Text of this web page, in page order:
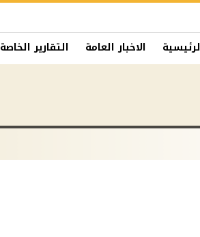
الاخبار العامة التقارير الخاصة